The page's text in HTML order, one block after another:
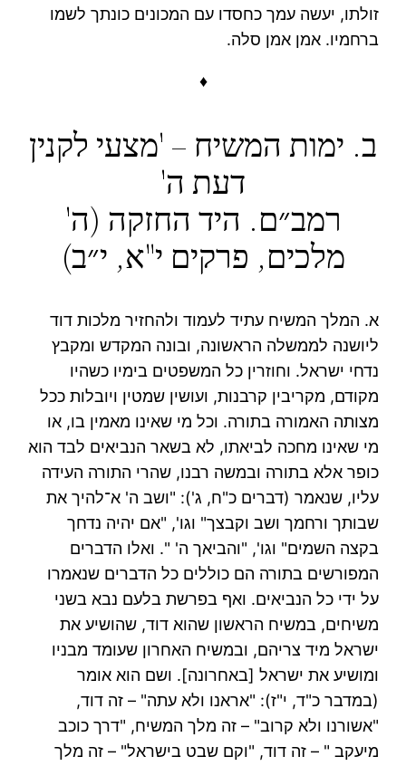
זולתו, יעשה עמך כחסדו עם המכונים כונתך לשמו
ברחמיו. אמן אמן סלה.
♦
ב. ימות המשיח – 'מצעי לקנין
דעת ה'
רמב״ם. היד החזקה (ה'
מלכים, פרקים י"א, י״ב)
א. המלך המשיח עתיד לעמוד ולהחזיר מלכות דוד
ליושנה לממשלה הראשונה, ובונה המקדש ומקבץ
נדחי ישראל. וחוזרין כל המשפטים בימיו כשהיו
מקודם, מקריבין קרבנות, ועושין שמטין ויובלות ככל
מצותה האמורה בתורה. וכל מי שאינו מאמין בו, או
מי שאינו מחכה לביאתו, לא בשאר הנביאים לבד הוא
כופר אלא בתורה ובמשה רבנו, שהרי התורה העידה
עליו, שנאמר (דברים כ"ח, ג'): "ושב ה' א־להיך את
שבותך ורחמך ושב וקבצך" וגו', "אם יהיה נדחך
בקצה השמים" וגו', "והביאך ה' ". ואלו הדברים
המפורשים בתורה הם כוללים כל הדברים שנאמרו
על ידי כל הנביאים. ואף בפרשת בלעם נבא בשני
משיחים, במשיח הראשון שהוא דוד, שהושיע את
ישראל מיד צריהם, ובמשיח האחרון שעומד מבניו
ומושיע את ישראל [באחרונה]. ושם הוא אומר
(במדבר כ"ד, י"ז): "אראנו ולא עתה" – זה דוד,
"אשורנו ולא קרוב" – זה מלך המשיח, "דרך כוכב
מיעקב " – זה דוד, "וקם שבט בישראל" – זה מלך